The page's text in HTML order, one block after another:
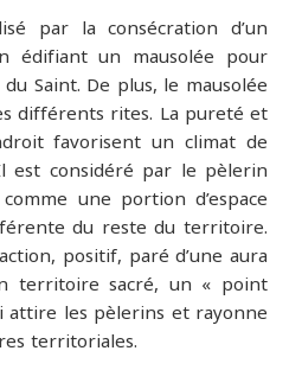
par la consécration d’un
édifiant un mausolée pour
Saint. De plus, le mausolée
différents rites. La pureté et
favorisent un climat de
est considéré par le pèlerin
une portion d’espace
du reste du territoire.
positif, paré d’une aura
territoire sacré, un « point
attire les pèlerins et rayonne
territoriales.